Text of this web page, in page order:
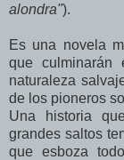
alondra").
Es una novela
que
naturaleza
de los pioneros
Una historia
grandes saltos
que esboza